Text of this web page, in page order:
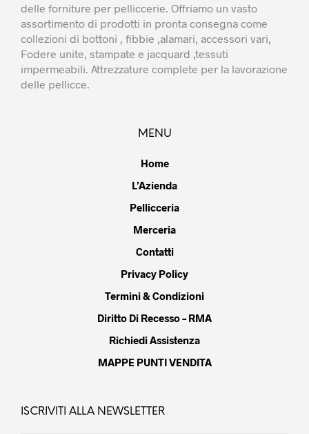
delle forniture per pelliccerie. Offriamo un vasto
assortimento di prodotti in pronta consegna come
collezioni di bottoni , fibbie ,alamari, accessori vari,
Fodere unite, stampate e jacquard ,tessuti
impermeabili. Attrezzature complete per la lavorazione
delle pellicce.
MENU
Home
L’Azienda
Pellicceria
Merceria
Contatti
Privacy Policy
Termini & Condizioni
Diritto Di Recesso – RMA
Richiedi Assistenza
MAPPE PUNTI VENDITA
ISCRIVITI ALLA NEWSLETTER